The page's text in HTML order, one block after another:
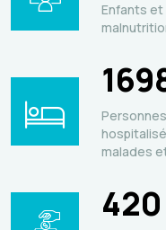
Enfants
malades
420